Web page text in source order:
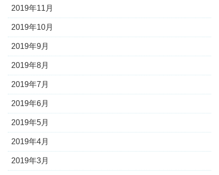
2019年11月
2019年10月
2019年9月
2019年8月
2019年7月
2019年6月
2019年5月
2019年4月
2019年3月